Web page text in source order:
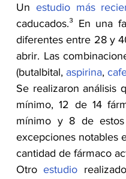
Un estudio más
caducados.³ En una
diferentes entre 28 y
abrir. Las
(butalbital, aspirina,
Se realizaron análisis
mínimo, 12 de 14
mínimo y 8 de estos
excepciones notables
cantidad de fármaco
Otro estudio